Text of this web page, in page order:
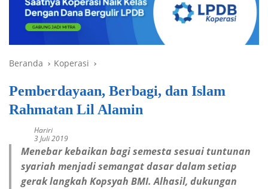
Beranda Koperasi
Pemberdayaan, Berbagi, dan Islam
Rahmatan Lil Alamin
Hariri
3 Juli 2019
Menebar kebaikan bagi semesta sesuai tuntunan
syariah menjadi semangat dasar dalam setiap
gerak langkah Kopsyah BMI. Alhasil, dukungan